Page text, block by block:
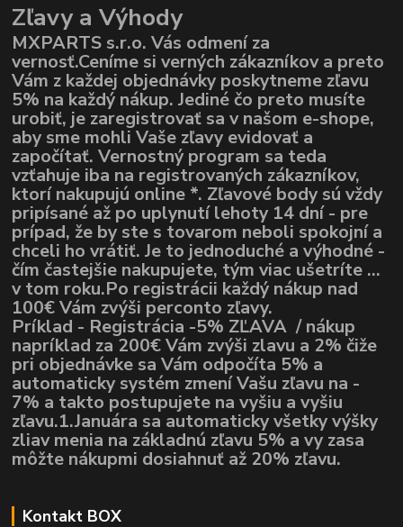
Zľavy a Výhody
MXPARTS s.r.o. Vás odmení za
vernosť.Ceníme si verných zákazníkov a preto
Vám z každej objednávky poskytneme zľavu
5% na každý nákup. Jediné čo preto musíte
urobiť, je zaregistrovať sa v našom e-shope,
aby sme mohli Vaše zľavy evidovať a
započítať. Vernostný program sa teda
vzťahuje iba na registrovaných zákazníkov,
ktorí nakupujú online *. Zľavové body sú vždy
pripísané až po uplynutí lehoty 14 dní - pre
prípad, že by ste s tovarom neboli spokojní a
chceli ho vrátiť. Je to jednoduché a výhodné -
čím častejšie nakupujete, tým viac ušetríte ...
v tom roku.Po registrácii každý nákup nad
100€ Vám zvýši perconto zľavy.
Príklad - Registrácia -5% ZĽAVA / nákup
napríklad za 200€ Vám zvýši zlavu a 2% čiže
pri objednávke sa Vám odpočíta 5% a
automaticky systém zmení Vašu zľavu na -
7% a takto postupujete na vyšiu a vyšiu
zľavu.1.Januára sa automaticky všetky výšky
zliav menia na základnú zľavu 5% a vy zasa
môžte nákupmi dosiahnuť až 20% zľavu.
Kontakt BOX